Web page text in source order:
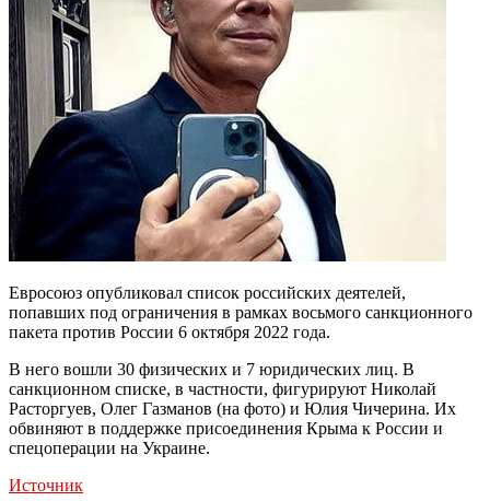
Евросоюз опубликовал список российских деятелей,
попавших под ограничения в рамках восьмого санкционного
пакета против России 6 октября 2022 года.
В него вошли 30 физических и 7 юридических лиц. В
санкционном списке, в частности, фигурируют Николай
Расторгуев, Олег Газманов (на фото) и Юлия Чичерина. Их
обвиняют в поддержке присоединения Крыма к России и
спецоперации на Украине.
Источник